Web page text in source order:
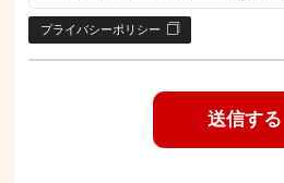
プライバシーポリシー